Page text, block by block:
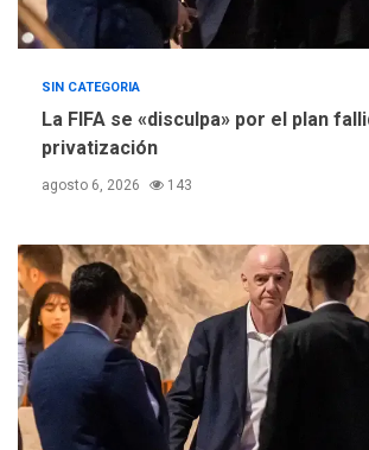
SIN CATEGORIA
La FIFA se «disculpa» por el plan
privatización
agosto 6, 2026 143